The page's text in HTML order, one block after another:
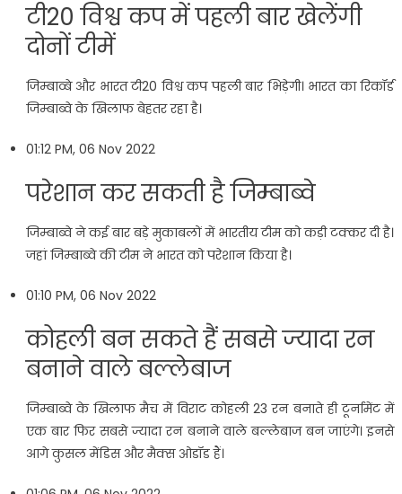
टी20 विश्व कप में पहली बार खेलेंगी
दोनों टीमें
जिम्बाव्बे और भारत टी20 विश्व कप पहली बार भिड़ेगी। भारत का रिकॉर्ड
जिम्बाब्वे के खिलाफ बेहतर रहा है।
01:12 PM, 06 Nov 2022
परेशान कर सकती है जिम्बाब्वे
जिम्बाब्वे ने कई बार बड़े मुकाबलों में भारतीय टीम को कड़ी टक्कर दी है।
जहां जिम्बाब्वे की टीम ने भारत को परेशान किया है।
01:10 PM, 06 Nov 2022
कोहली बन सकते हैं सबसे ज्यादा रन
बनाने वाले बल्लेबाज
जिम्बाब्वे के खिलाफ मैच में विराट कोहली 23 रन बनाते ही टूर्नामेंट में
एक बार फिर सबसे ज्यादा रन बनाने वाले बल्लेबाज बन जाएंगे। इनसे
आगे कुसल मेंडिस और मैक्स ओडॉड हैं।